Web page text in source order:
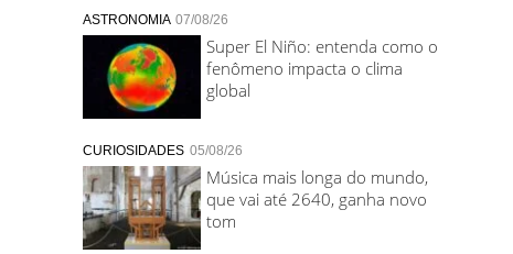
ASTRONOMIA 07/08/26
Super El Niño: entenda como o
fenômeno impacta o clima
global
CURIOSIDADES 05/08/26
Música mais longa do mundo,
que vai até 2640, ganha novo
tom